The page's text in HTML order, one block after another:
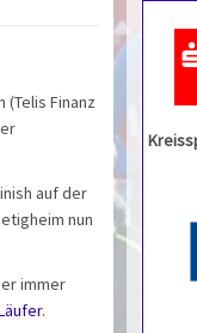
Finanz
auf der
nun
immer
.